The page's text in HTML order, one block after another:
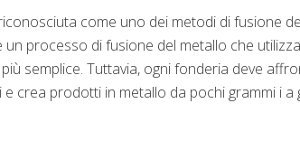
come uno dei metodi di fusione
un processo di fusione del metallo che
semplice. Tuttavia, ogni fonderia deve
e crea prodotti in metallo da pochi grammi i